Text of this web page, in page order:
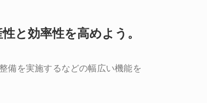
と効率性を高めよう。
備を実施するなどの幅広い機能を